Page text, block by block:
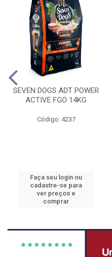
SEVEN DOGS ADT POWER
ACTIVE FGO 14KG
Código: 4237
Faça seu login ou
cadastre-se para
ver preços e
comprar